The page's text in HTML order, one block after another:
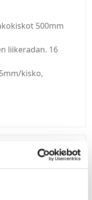
500mm
liikeradan. 16
kisko,